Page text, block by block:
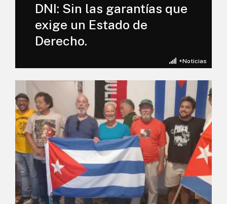
+Noticias
DNI: Sin las garantías que
exige un Estado de
Derecho.